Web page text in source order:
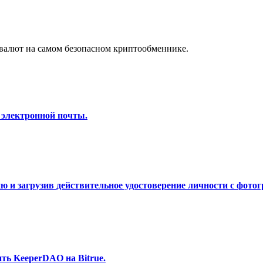
трейдинг
т. д.
на самом безопасном криптообменнике.
почты.
загрузив действительное удостоверение личности с
KeeperDAO на Bitrue.